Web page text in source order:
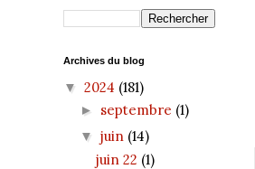
Archives du blog
▼ 2024 (181)
► septembre (1)
▼ juin (14)
juin 22 (1)